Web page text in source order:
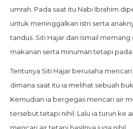
umrah. Pada saat itu Nabi Ibrahim
untuk meninggalkan istri serta
tandus. Siti Hajar dan Ismail
makanan serta minuman tetapi pada
Tentunya Siti Hajar berusaha
dimana saat itu ia melihat sebuah
Kemudian ia bergegas mencari air
tersebut tetapi nihil. Lalu ia turun ke